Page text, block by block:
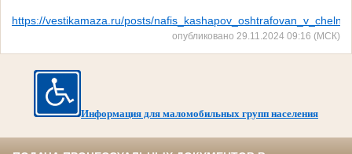
https://vestikamaza.ru/posts/
опубликовано 29.11.2024 09:16 (МСК)
Информация для маломобильных групп населения